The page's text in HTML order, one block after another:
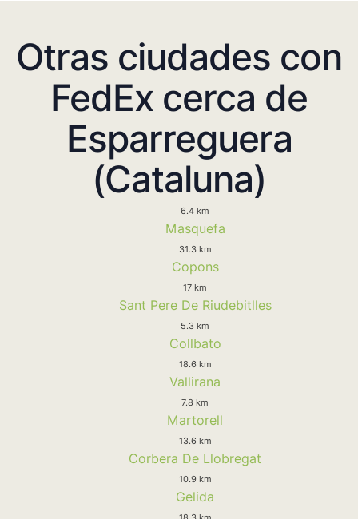
Otras ciudades con
FedEx cerca de
Esparreguera
(Cataluna)
6.4 km
Masquefa
31.3 km
Copons
17 km
Sant Pere De Riudebitlles
5.3 km
Collbato
18.6 km
Vallirana
7.8 km
Martorell
13.6 km
Corbera De Llobregat
10.9 km
Gelida